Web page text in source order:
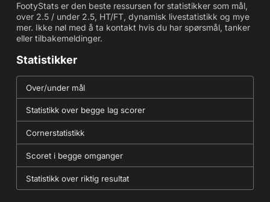
FootyStats er den beste ressursen for statistikker som mål,
over 2.5 / under 2.5, HT/FT, dynamisk livestatistikk og mye
mer. Ikke nøl med å ta kontakt hvis du har spørsmål, tanker
eller tilbakemeldinger.
Statistikker
Over/under mål
Statistikk over begge lag scorer
Cornerstatistikk
Scoret i begge omganger
Statistikk over riktig resultat